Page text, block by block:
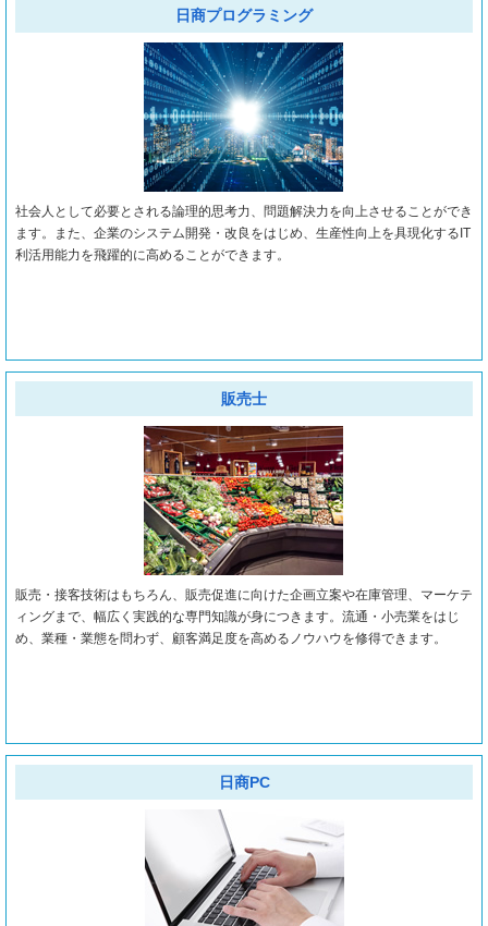
日商プログラミング
社会人として必要とされる論理的思考力、問題解決力を向上させることができ
ます。また、企業のシステム開発・改良をはじめ、生産性向上を具現化するIT
利活用能力を飛躍的に高めることができます。
販売士
販売・接客技術はもちろん、販売促進に向けた企画立案や在庫管理、マーケテ
ィングまで、幅広く実践的な専門知識が身につきます。流通・小売業をはじ
め、業種・業態を問わず、顧客満足度を高めるノウハウを修得できます。
日商PC